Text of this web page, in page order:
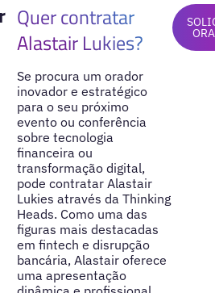
Quer contratar
Alastair Lukies?
Se procura um orador
inovador e estratégico
para o seu próximo
evento ou conferência
sobre tecnologia
financeira ou
transformação digital,
pode contratar Alastair
Lukies através da Thinking
Heads. Como uma das
figuras mais destacadas
em fintech e disrupção
bancária, Alastair oferece
uma apresentação